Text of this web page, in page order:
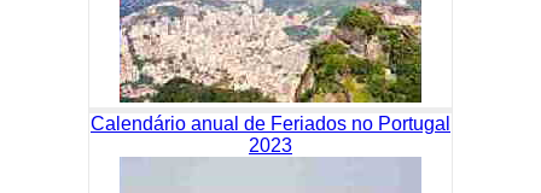
Calendário anual de Feriados no Portugal
2023